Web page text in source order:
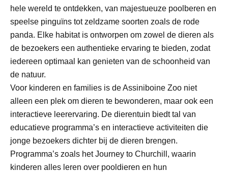
hele wereld te ontdekken, van majestueuze poolberen en
speelse pinguïns tot zeldzame soorten zoals de rode
panda. Elke habitat is ontworpen om zowel de dieren als
de bezoekers een authentieke ervaring te bieden, zodat
iedereen optimaal kan genieten van de schoonheid van
de natuur.
Voor kinderen en families is de Assiniboine Zoo niet
alleen een plek om dieren te bewonderen, maar ook een
interactieve leerervaring. De dierentuin biedt tal van
educatieve programma’s en interactieve activiteiten die
jonge bezoekers dichter bij de dieren brengen.
Programma’s zoals het Journey to Churchill, waarin
kinderen alles leren over pooldieren en hun